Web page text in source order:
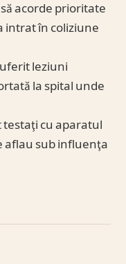
acorde prioritate
intrat în coliziune
leziuni
la spital unde
testaţi cu aparatul
aflau sub influenţa